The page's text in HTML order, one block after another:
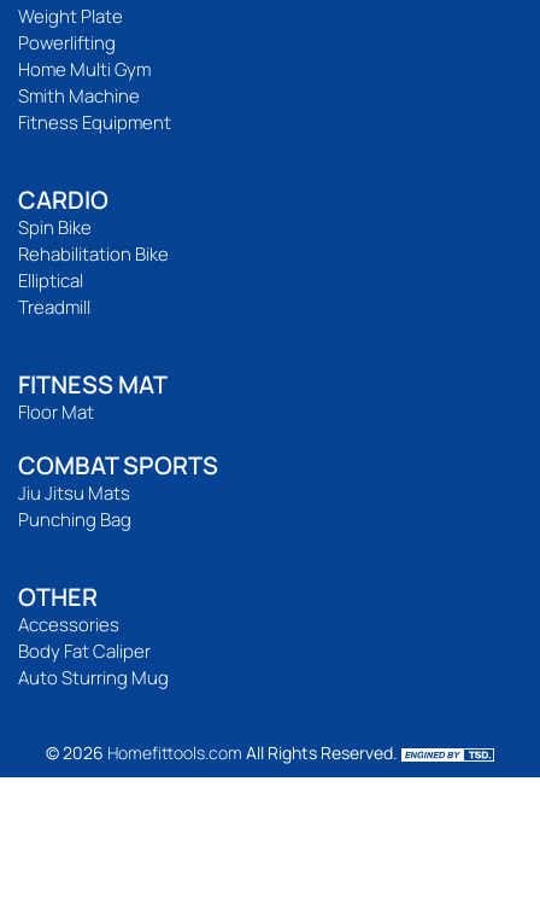
Weight Plate
Powerlifting
Home Multi Gym
Smith Machine
Fitness Equipment
CARDIO
Spin Bike
Rehabilitation Bike
Elliptical
Treadmill
FITNESS MAT
Floor Mat
COMBAT SPORTS
Jiu Jitsu Mats
Punching Bag
OTHER
Accessories
Body Fat Caliper
Auto Sturring Mug
© 2026 Homefittools.com All Rights Reserved.